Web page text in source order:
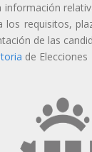
información
los requisitos,
de las
de Elecciones